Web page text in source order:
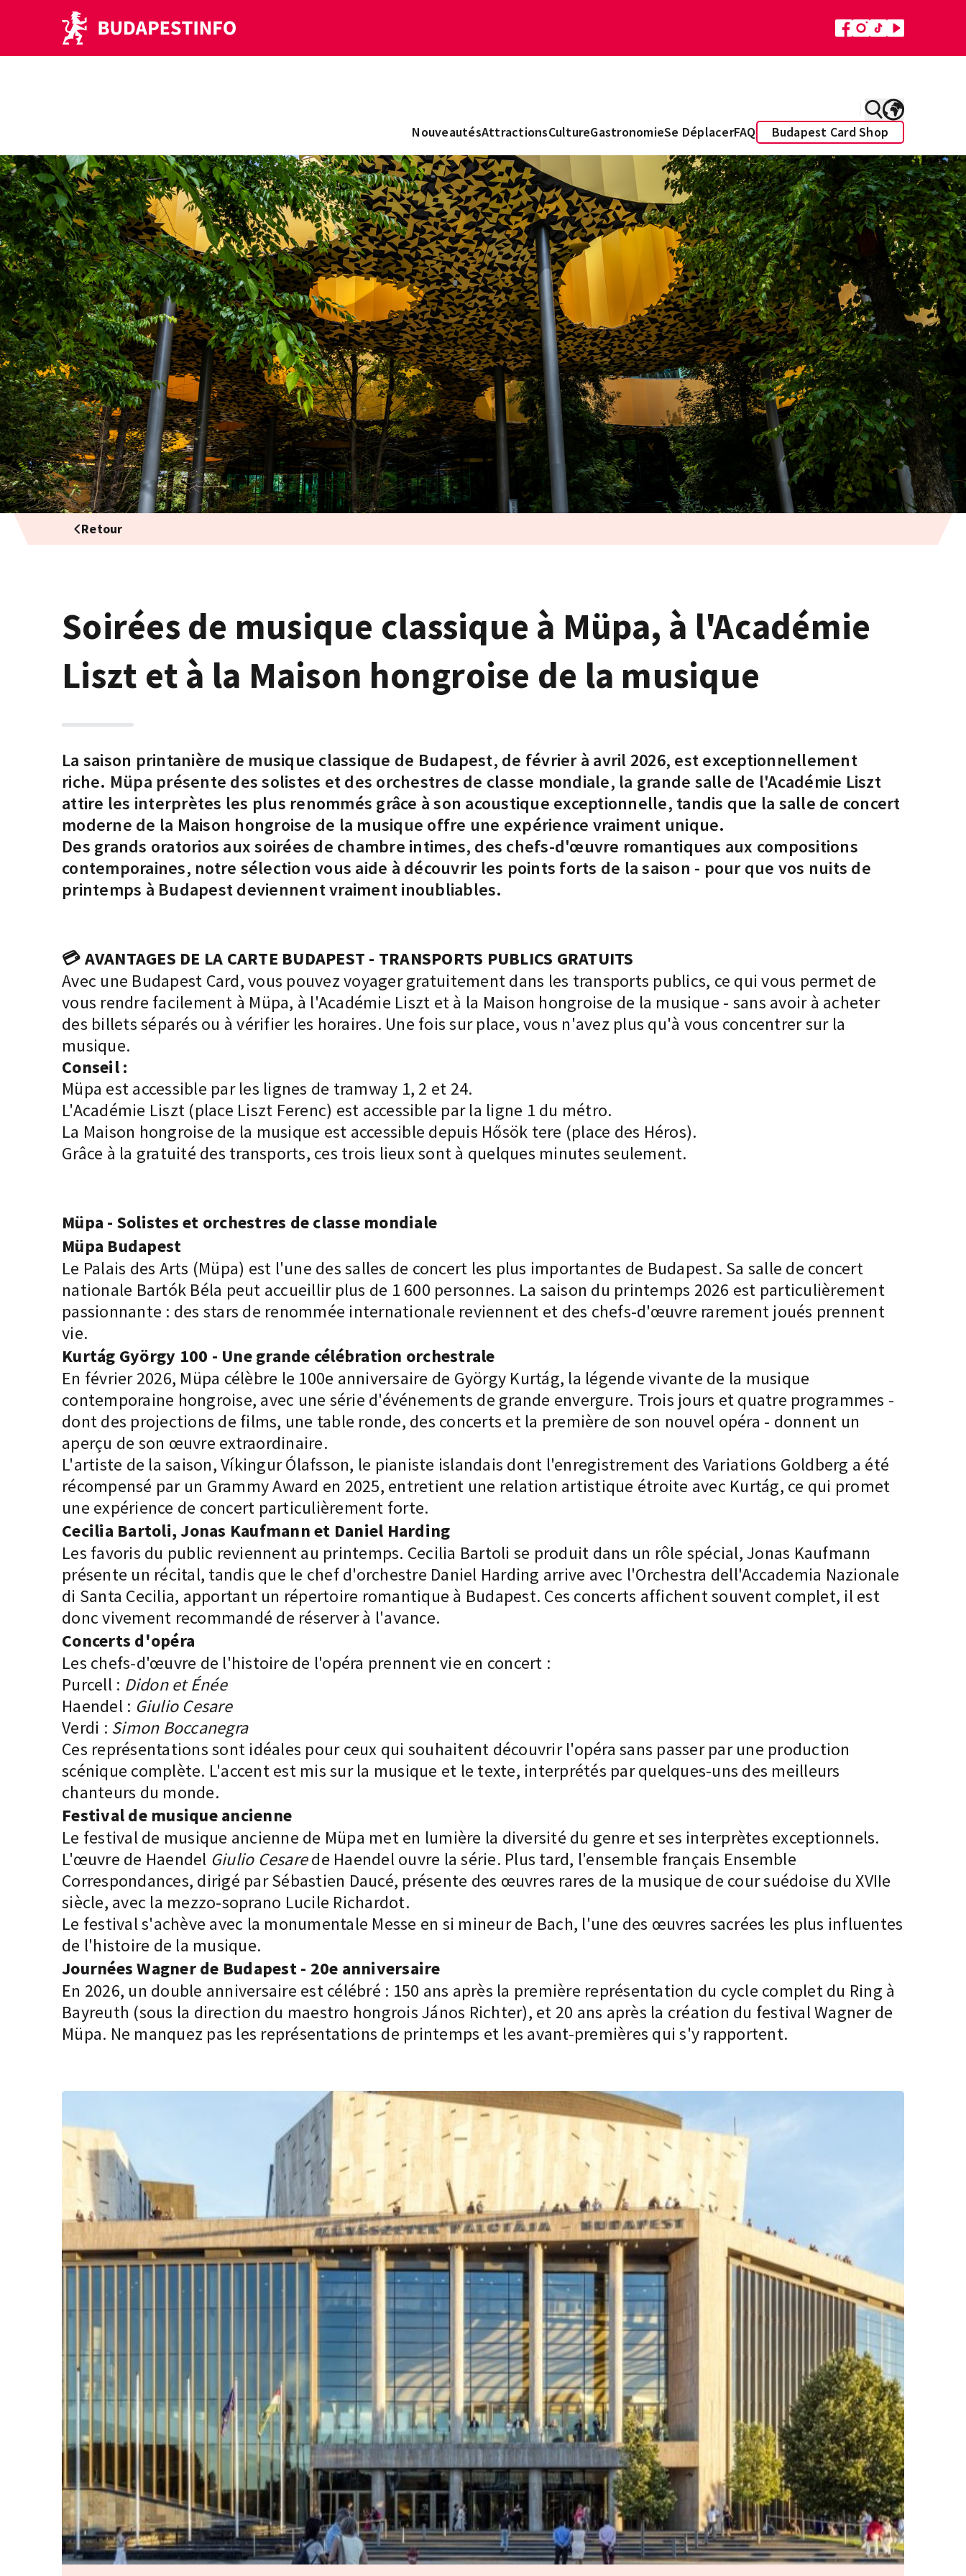
NouveautésAttractionsCultureGastronomieSe DéplacerFAQ Budapest Card Shop
Retour
Soirées de musique classique à Müpa, à l'Académie
Liszt et à la Maison hongroise de la musique
La saison printanière de musique classique de Budapest, de février à avril 2026, est exceptionnellement
riche. Müpa présente des solistes et des orchestres de classe mondiale, la grande salle de l'Académie Liszt
attire les interprètes les plus renommés grâce à son acoustique exceptionnelle, tandis que la salle de concert
moderne de la Maison hongroise de la musique offre une expérience vraiment unique.
Des grands oratorios aux soirées de chambre intimes, des chefs-d'œuvre romantiques aux compositions
contemporaines, notre sélection vous aide à découvrir les points forts de la saison - pour que vos nuits de
printemps à Budapest deviennent vraiment inoubliables.
💳AVANTAGES DE LA CARTE BUDAPEST - TRANSPORTS PUBLICS GRATUITS
Avec une Budapest Card, vous pouvez voyager gratuitement dans les transports publics, ce qui vous permet de
vous rendre facilement à Müpa, à l'Académie Liszt et à la Maison hongroise de la musique - sans avoir à acheter
des billets séparés ou à vérifier les horaires. Une fois sur place, vous n'avez plus qu'à vous concentrer sur la
musique.
Conseil :
Müpa est accessible par les lignes de tramway 1, 2 et 24.
L'Académie Liszt (place Liszt Ferenc) est accessible par la ligne 1 du métro.
La Maison hongroise de la musique est accessible depuis Hősök tere (place des Héros).
Grâce à la gratuité des transports, ces trois lieux sont à quelques minutes seulement.
Müpa - Solistes et orchestres de classe mondiale
Müpa Budapest
Le Palais des Arts (Müpa) est l'une des salles de concert les plus importantes de Budapest. Sa salle de concert
nationale Bartók Béla peut accueillir plus de 1 600 personnes. La saison du printemps 2026 est particulièrement
passionnante : des stars de renommée internationale reviennent et des chefs-d'œuvre rarement joués prennent
vie.
Kurtág György 100 - Une grande célébration orchestrale
En février 2026, Müpa célèbre le 100e anniversaire de György Kurtág, la légende vivante de la musique
contemporaine hongroise, avec une série d'événements de grande envergure. Trois jours et quatre programmes -
dont des projections de films, une table ronde, des concerts et la première de son nouvel opéra - donnent un
aperçu de son œuvre extraordinaire.
L'artiste de la saison, Víkingur Ólafsson, le pianiste islandais dont l'enregistrement des Variations Goldberg a été
récompensé par un Grammy Award en 2025, entretient une relation artistique étroite avec Kurtág, ce qui promet
une expérience de concert particulièrement forte.
Cecilia Bartoli, Jonas Kaufmann et Daniel Harding
Les favoris du public reviennent au printemps. Cecilia Bartoli se produit dans un rôle spécial, Jonas Kaufmann
présente un récital, tandis que le chef d'orchestre Daniel Harding arrive avec l'Orchestra dell'Accademia Nazionale
di Santa Cecilia, apportant un répertoire romantique à Budapest. Ces concerts affichent souvent complet, il est
donc vivement recommandé de réserver à l'avance.
Concerts d'opéra
Les chefs-d'œuvre de l'histoire de l'opéra prennent vie en concert :
Purcell : Didon et Énée
Haendel : Giulio Cesare
Verdi : Simon Boccanegra
Ces représentations sont idéales pour ceux qui souhaitent découvrir l'opéra sans passer par une production
scénique complète. L'accent est mis sur la musique et le texte, interprétés par quelques-uns des meilleurs
chanteurs du monde.
Festival de musique ancienne
Le festival de musique ancienne de Müpa met en lumière la diversité du genre et ses interprètes exceptionnels.
L'œuvre de Haendel Giulio Cesarede Haendel ouvre la série. Plus tard, l'ensemble français Ensemble
Correspondances, dirigé par Sébastien Daucé, présente des œuvres rares de la musique de cour suédoise du XVIIe
siècle, avec la mezzo-soprano Lucile Richardot.
Le festival s'achève avec la monumentale Messe en si mineur de Bach, l'une des œuvres sacrées les plus influentes
de l'histoire de la musique.
Journées Wagner de Budapest - 20e anniversaire
En 2026, un double anniversaire est célébré : 150 ans après la première représentation du cycle complet du Ring à
Bayreuth (sous la direction du maestro hongrois János Richter), et 20 ans après la création du festival Wagner de
Müpa. Ne manquez pas les représentations de printemps et les avant-premières qui s'y rapportent.